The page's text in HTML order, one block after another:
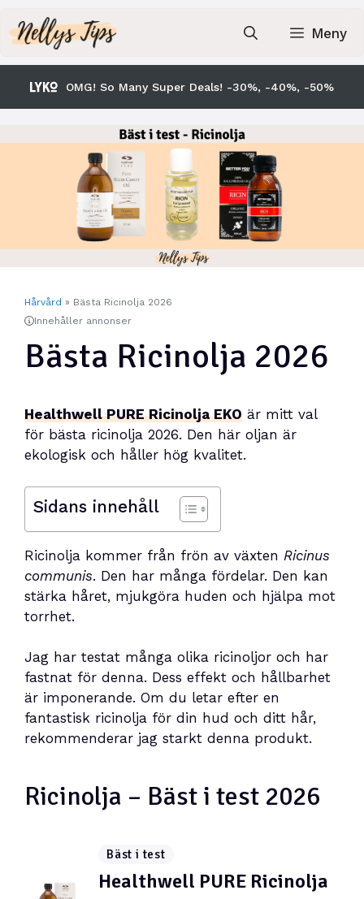
till
innehåll
Meny
OMG! So Many Super Deals! -30%, -40%, -50%
Hårvård » Bästa Ricinolja 2026
Innehåller annonser
Bästa Ricinolja 2026
Healthwell PURE Ricinolja EKO är mitt val
för bästa ricinolja 2026. Den här oljan är
ekologisk och håller hög kvalitet.
Sidans innehåll
Ricinolja kommer från frön av växten Ricinus
communis. Den har många fördelar. Den kan
stärka håret, mjukgöra huden och hjälpa mot
torrhet.
Jag har testat många olika ricinoljor och har
fastnat för denna. Dess effekt och hållbarhet
är imponerande. Om du letar efter en
fantastisk ricinolja för din hud och ditt hår,
rekommenderar jag starkt denna produkt.
Ricinolja – Bäst i test 2026
Bäst i test
Healthwell PURE Ricinolja